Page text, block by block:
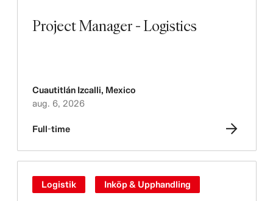
Project Manager - Logistics
Cuautitlán Izcalli, Mexico
aug. 6, 2026
Full-time
Logistik Inköp & Upphandling